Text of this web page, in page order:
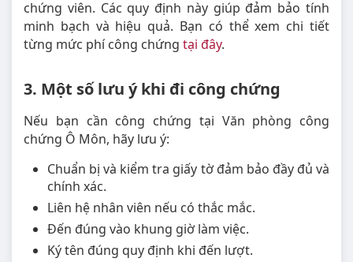
chứng viên. Các quy định này giúp đảm bảo tính
minh bạch và hiệu quả. Bạn có thể xem chi tiết
từng mức phí công chứng tại đây.
3. Một số lưu ý khi đi công chứng
Nếu bạn cần công chứng tại Văn phòng công
chứng Ô Môn, hãy lưu ý:
Chuẩn bị và kiểm tra giấy tờ đảm bảo đầy đủ và
chính xác.
Liên hệ nhân viên nếu có thắc mắc.
Đến đúng vào khung giờ làm việc.
Ký tên đúng quy định khi đến lượt.